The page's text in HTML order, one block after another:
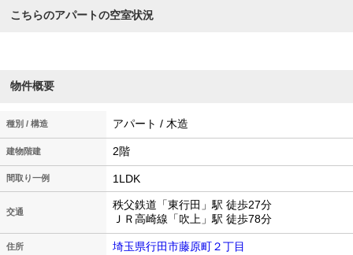
こちらのアパートの空室状況
物件概要
種別 / 構造 アパート / 木造
建物階建 2階
間取り一例 1LDK
交通
秩父鉄道「東行田」駅 徒歩27分
ＪＲ高崎線「吹上」駅 徒歩78分
住所 埼玉県行田市藤原町２丁目